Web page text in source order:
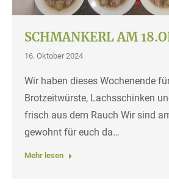
SCHMANKERL AM
16. Oktober 2024
Wir haben dieses Wochenende
Brotzeitwürste, Lachsschinken
frisch aus dem Rauch Wir sind
gewohnt für euch da…
Mehr lesen